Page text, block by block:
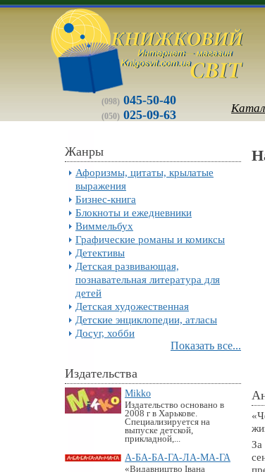
(098) 045-50-40
(050) 025-09-63
Жанры
Афоризмы, цитаты, крылатые
выражения
Бизнес-книга
Блокноты и ежедневники
Виммельбух
Графические романы и комиксы
Детективы
Детская развивающая,
познавательная литература для
детей
Детская художественная
Детские энциклопедии, атласы
Досуг, хобби
Показать все...
Издательства
Mikko
Издательство основано в
2008 г в Харькове.
Специализируется на
выпуске детской,
прикладной,...
А-БА-БА-ГА-ЛА-МА-ГА
«Видавництво Івана
За